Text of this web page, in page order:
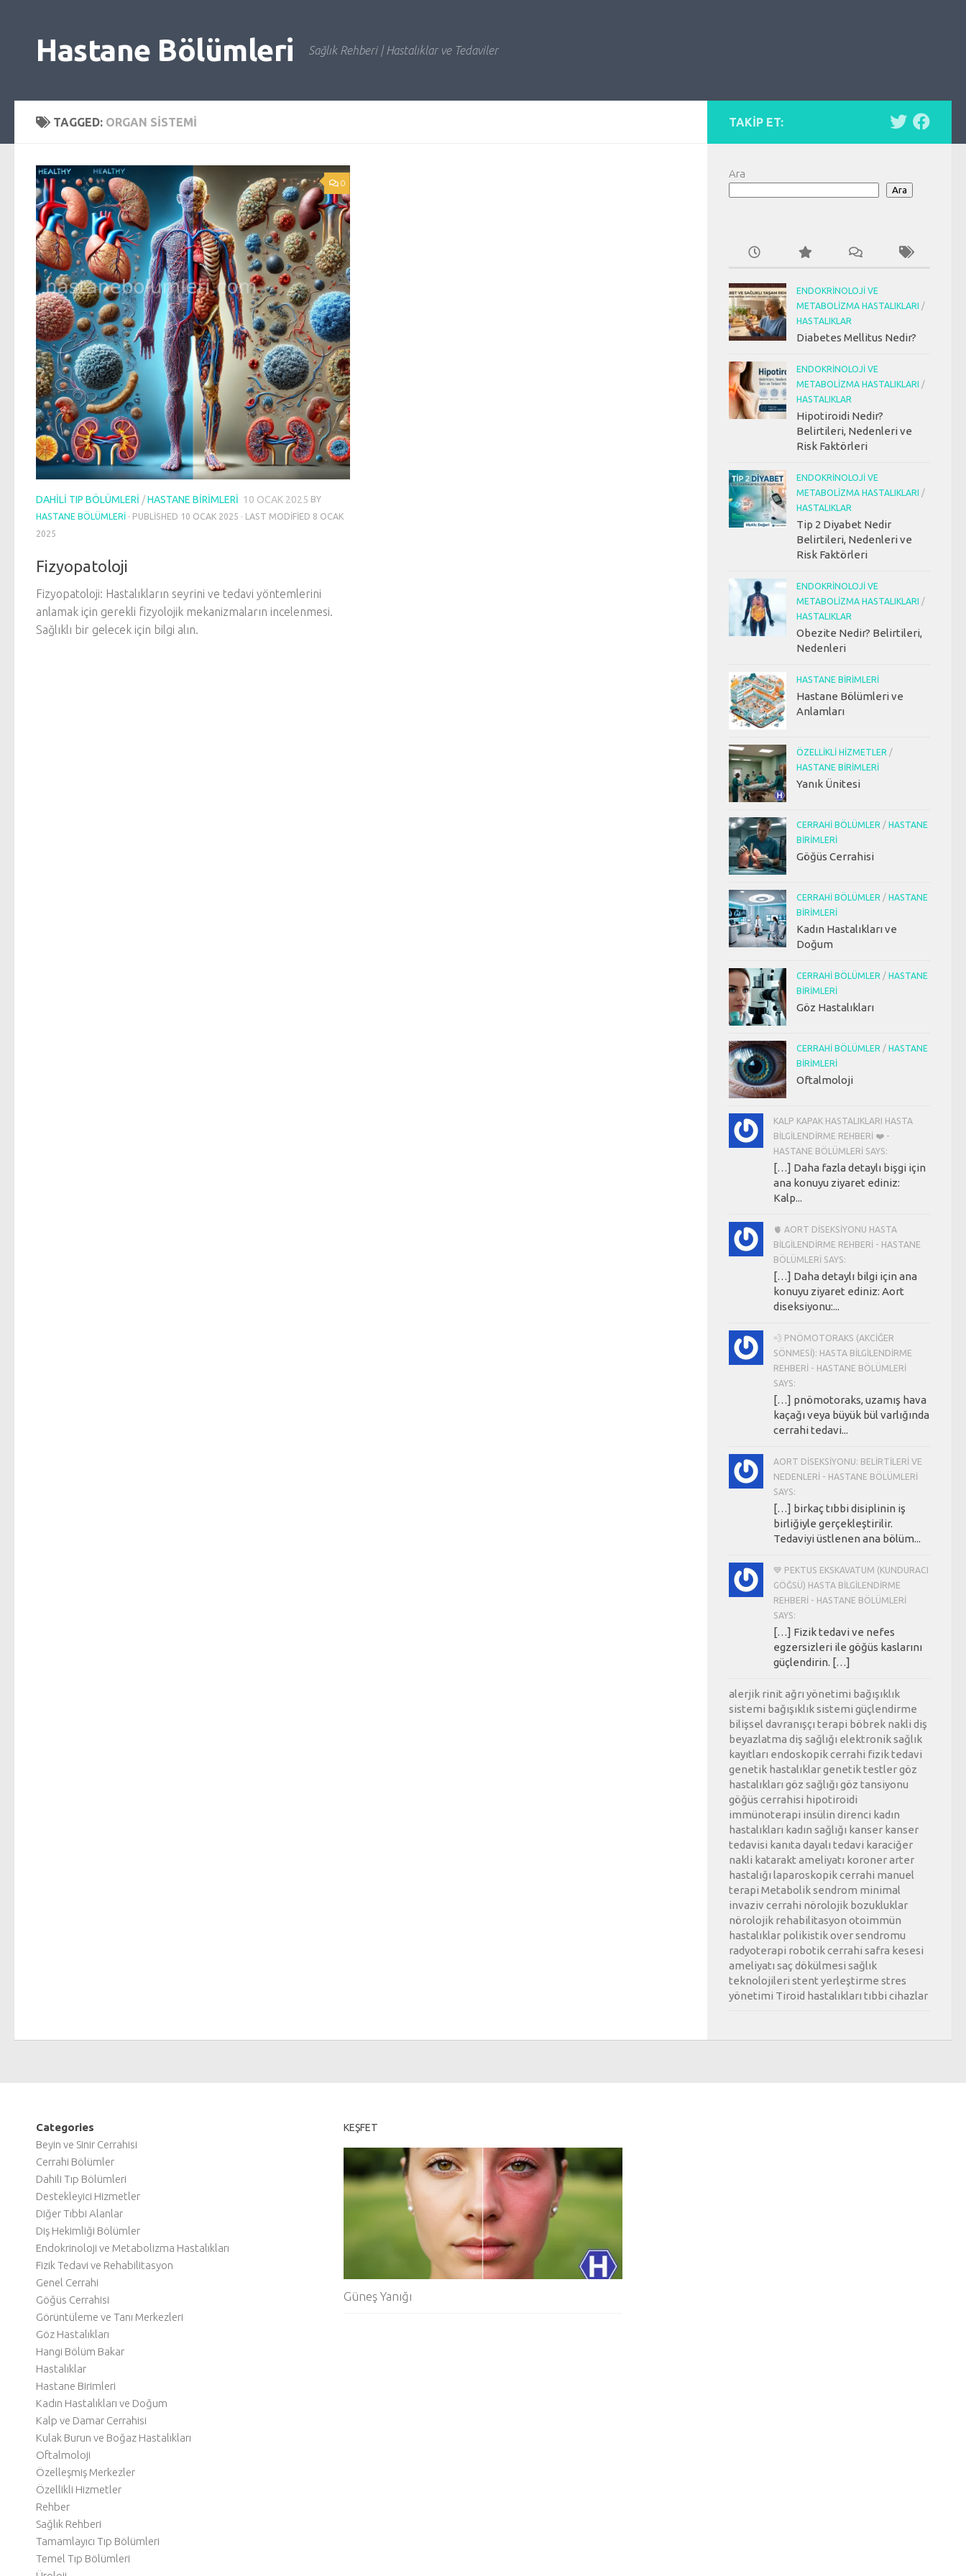
Hastane Bölümleri Sağlık Rehberi | Hastalıklar ve Tedaviler
TAGGED: ORGAN SISTEMI
0
DAHILI TIP BÖLÜMLERI /HASTANE BIRIMLERI 10 OCAK 2025 BY
HASTANE BÖLÜMLERI · PUBLISHED 10 OCAK 2025 · LAST MODIFIED 8 OCAK
2025
Fizyopatoloji
Fizyopatoloji: Hastalıkların seyrini ve tedavi yöntemlerini
anlamak için gerekli fizyolojik mekanizmaların incelenmesi.
Sağlıklı bir gelecek için bilgi alın.
TAKIP ET:
Ara
Ara
ENDOKRINOLOJI VE
METABOLIZMA HASTALIKLARI /
HASTALIKLAR
Diabetes Mellitus Nedir?
ENDOKRINOLOJI VE
METABOLIZMA HASTALIKLARI /
HASTALIKLAR
Hipotiroidi Nedir?
Belirtileri, Nedenleri ve
Risk Faktörleri
ENDOKRINOLOJI VE
METABOLIZMA HASTALIKLARI /
HASTALIKLAR
Tip 2 Diyabet Nedir
Belirtileri, Nedenleri ve
Risk Faktörleri
ENDOKRINOLOJI VE
METABOLIZMA HASTALIKLARI /
HASTALIKLAR
Obezite Nedir? Belirtileri,
Nedenleri
HASTANE BIRIMLERI
Hastane Bölümleri ve
Anlamları
ÖZELLIKLI HIZMETLER /
HASTANE BIRIMLERI
Yanık Ünitesi
CERRAHI BÖLÜMLER / HASTANE
BIRIMLERI
Göğüs Cerrahisi
CERRAHI BÖLÜMLER / HASTANE
BIRIMLERI
Kadın Hastalıkları ve
Doğum
CERRAHI BÖLÜMLER / HASTANE
BIRIMLERI
Göz Hastalıkları
CERRAHI BÖLÜMLER / HASTANE
BIRIMLERI
Oftalmoloji
KALP KAPAK HASTALIKLARI HASTA
BILGILENDIRME REHBERI ❤️ -
HASTANE BÖLÜMLERI SAYS:
[…] Daha fazla detaylı bişgi için
ana konuyu ziyaret ediniz:
Kalp...
🫀 AORT DISEKSIYONU HASTA
BILGILENDIRME REHBERI - HASTANE
BÖLÜMLERI SAYS:
[…] Daha detaylı bilgi için ana
konuyu ziyaret ediniz: Aort
diseksiyonu:...
💨 PNÖMOTORAKS (AKCIĞER
SÖNMESI): HASTA BILGILENDIRME
REHBERI - HASTANE BÖLÜMLERI
SAYS:
[…] pnömotoraks, uzamış hava
kaçağı veya büyük bül varlığında
cerrahi tedavi...
AORT DISEKSIYONU: BELIRTILERI VE
NEDENLERI - HASTANE BÖLÜMLERI
SAYS:
[…] birkaç tıbbi disiplinin iş
birliğiyle gerçekleştirilir.
Tedaviyi üstlenen ana bölüm...
💙 PEKTUS EKSKAVATUM (KUNDURACI
GÖĞSÜ) HASTA BILGILENDIRME
REHBERI - HASTANE BÖLÜMLERI
SAYS:
[…] Fizik tedavi ve nefes
egzersizleri ile göğüs kaslarını
güçlendirin. […]
alerjik rinit ağrı yönetimi bağışıklık
sistemi bağışıklık sistemi güçlendirme
bilişsel davranışçı terapi böbrek nakli diş
beyazlatma diş sağlığı elektronik sağlık
kayıtları endoskopik cerrahi fizik tedavi
genetik hastalıklargenetik testlergöz
hastalıkları göz sağlığı göz tansiyonu
göğüs cerrahisi hipotiroidi
immünoterapi insülin direnci kadın
hastalıkları kadın sağlığı kanser kanser
tedavisi kanıta dayalı tedavi karaciğer
nakli katarakt ameliyatı koroner arter
hastalığı laparoskopik cerrahi manuel
terapi Metabolik sendrom minimal
invaziv cerrahi nörolojik bozukluklar
nörolojik rehabilitasyon otoimmün
hastalıklar polikistik over sendromu
radyoterapi robotik cerrahi safra kesesi
ameliyatı saç dökülmesi sağlık
teknolojileri stent yerleştirme stres
yönetimi Tiroid hastalıkları tıbbi cihazlar
Categories
Beyin ve Sinir Cerrahisi
Cerrahi Bölümler
Dahili Tıp Bölümleri
Destekleyici Hizmetler
Diğer Tıbbi Alanlar
Diş Hekimliği Bölümler
Endokrinoloji ve Metabolizma Hastalıkları
Fizik Tedavi ve Rehabilitasyon
Genel Cerrahi
Göğüs Cerrahisi
Görüntüleme ve Tanı Merkezleri
Göz Hastalıkları
Hangi Bölüm Bakar
Hastalıklar
Hastane Birimleri
Kadın Hastalıkları ve Doğum
Kalp ve Damar Cerrahisi
Kulak Burun ve Boğaz Hastalıkları
Oftalmoloji
Özelleşmiş Merkezler
Özellikli Hizmetler
Rehber
Sağlık Rehberi
Tamamlayıcı Tıp Bölümleri
Temel Tıp Bölümleri
KEŞFET
Güneş Yanığı